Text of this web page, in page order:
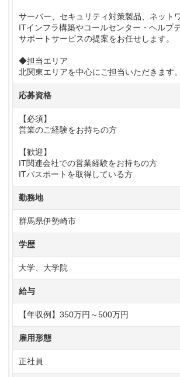
サーバー、セキュリティ対策製品、ネット
ITインフラ構築やコールセンター・ヘルプ
サポートサービスの提案をお任せします。
◆担当エリア
北関東エリアを中心にご担当いただきます。
応募資格
【必須】
営業のご経験をお持ちの方
【歓迎】
IT関連会社での営業経験をお持ちの方
ITパスポートを取得している方
勤務地
群馬県伊勢崎市
学歴
大学、大学院
給与
【年収例】350万円～500万円
雇用形態
正社員